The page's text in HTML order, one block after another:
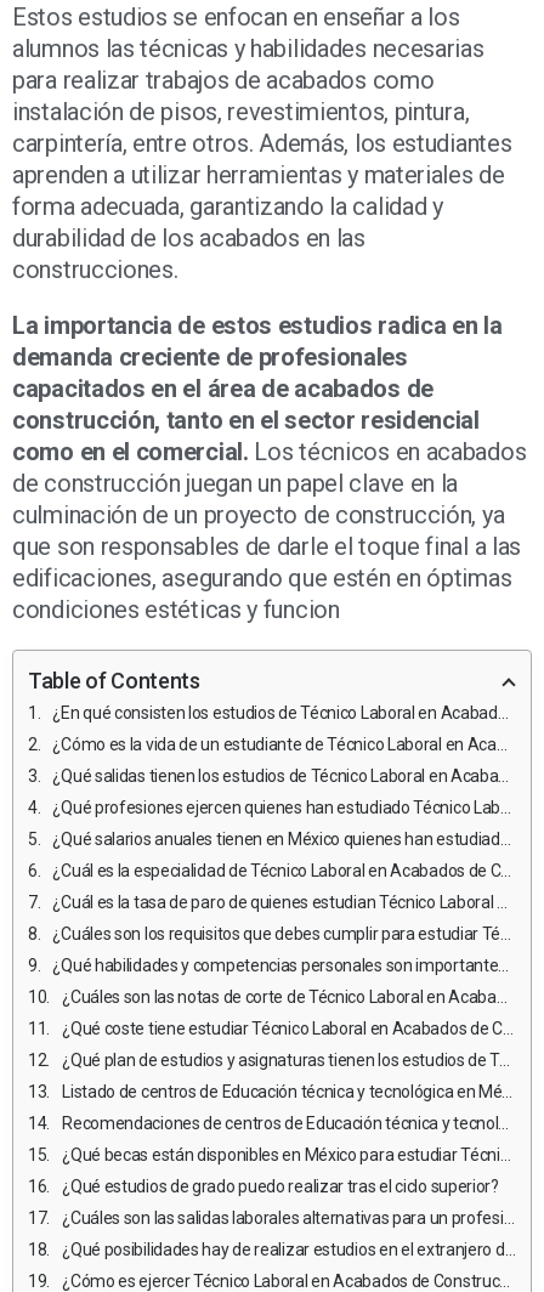
Estos estudios se enfocan en enseñar a los
alumnos las técnicas y habilidades necesarias
para realizar trabajos de acabados como
instalación de pisos, revestimientos, pintura,
carpintería, entre otros. Además, los estudiantes
aprenden a utilizar herramientas y materiales de
forma adecuada, garantizando la calidad y
durabilidad de los acabados en las
construcciones.
La importancia de estos estudios radica en la
demanda creciente de profesionales
capacitados en el área de acabados de
construcción, tanto en el sector residencial
como en el comercial. Los técnicos en acabados
de construcción juegan un papel clave en la
culminación de un proyecto de construcción, ya
que son responsables de darle el toque final a las
edificaciones, asegurando que estén en óptimas
condiciones estéticas y funcion
Table of Contents
¿En qué consisten los estudios de Técnico Laboral en Acabados de Construcción?
¿Cómo es la vida de un estudiante de Técnico Laboral en Acabados de Construcción y qué retos enfrentan?
¿Qué salidas tienen los estudios de Técnico Laboral en Acabados de Construcción?
¿Qué profesiones ejercen quienes han estudiado Técnico Laboral en Acabados de Construcción?
¿Qué salarios anuales tienen en México quienes han estudiado Técnico Laboral en Acabados de Construcción?
¿Cuál es la especialidad de Técnico Laboral en Acabados de Construcción mejor pagada?
¿Cuál es la tasa de paro de quienes estudian Técnico Laboral en Acabados de Construcción?
¿Cuáles son los requisitos que debes cumplir para estudiar Técnico Laboral en Acabados de Construcción en México?
¿Qué habilidades y competencias personales son importantes para estudiar y ejercer Técnico Laboral en Acabados de Construcción?
¿Cuáles son las notas de corte de Técnico Laboral en Acabados de Construcción en México?
¿Qué coste tiene estudiar Técnico Laboral en Acabados de Construcción?
¿Qué plan de estudios y asignaturas tienen los estudios de Técnico Laboral en Acabados de Construcción en México?
Listado de centros de Educación técnica y tecnológica en México en donde estudiar Técnico Laboral en Acabados de Construcción
Recomendaciones de centros de Educación técnica y tecnológica para estudiar Técnico Laboral en Acabados de Construcción
¿Qué becas están disponibles en México para estudiar Técnico Laboral en Acabados de Construcción?
¿Qué estudios de grado puedo realizar tras el ciclo superior?
¿Cuáles son las salidas laborales alternativas para un profesional de Técnico Laboral en Acabados de Construcción que no desea ejercer?
¿Qué posibilidades hay de realizar estudios en el extranjero durante los estudios de Técnico Laboral en Acabados de Construcción?
¿Cómo es ejercer Técnico Laboral en Acabados de Construcción en el extranjero?